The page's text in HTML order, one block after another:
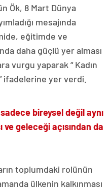
Ök, 8 Mart Dünya
mesajında
eğitimde ve
daha güçlü yer alması
vurgu yaparak “ Kadın
ifadelerine yer verdi.
bireysel değil aynı
geleceği açısından da
toplumdaki rolünün
ülkenin kalkınması